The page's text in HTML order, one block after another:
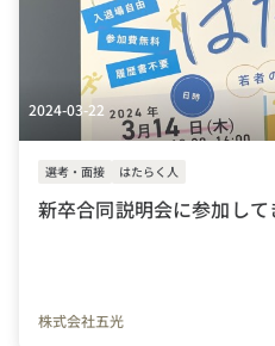
2024-03-22
選考・面接 はたらく人
新卒合同説明会に参加して
株式会社五光